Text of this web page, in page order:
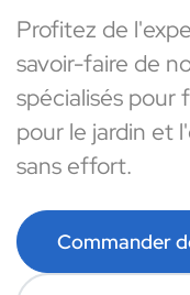
Profitez de
savoir-faire de
spécialisés pour
pour le jardin et
sans effort.
Commander